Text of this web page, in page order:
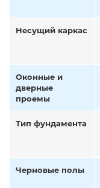
Несущий каркас
Оконные и
дверные
проемы
Тип фундамента
Черновые полы